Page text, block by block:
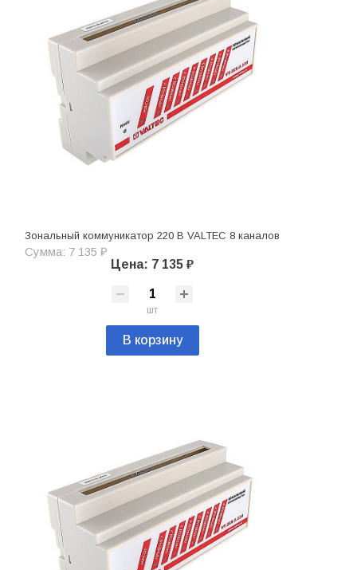
Зональный коммуникатор 220 В VALTEC 8 каналов
Сумма: 7 135 ₽
Цена: 7 135 ₽
шт
В корзину